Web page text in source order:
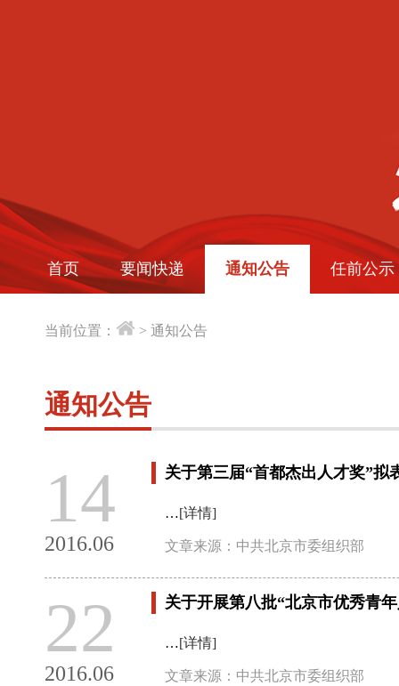
首页 要闻快递 通知公告 任前公示
当前位置： > 通知公告
通知公告
14
2016.06
关于第三届“首都杰出人才奖”拟
…[详情]
文章来源：中共北京市委组织部
22
2016.06
关于开展第八批“北京市优秀青
…[详情]
文章来源：中共北京市委组织部